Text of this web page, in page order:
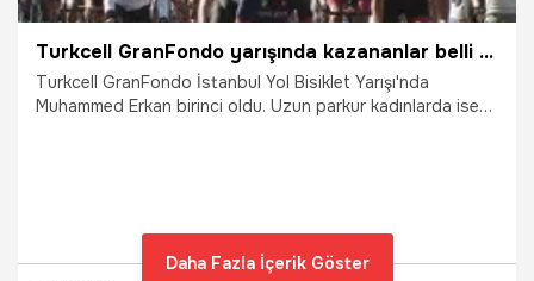
Turkcell GranFondo yarışında kazananlar belli oldu
Turkcell GranFondo İstanbul Yol Bisiklet Yarışı'nda
Muhammed Erkan birinci oldu. Uzun parkur kadınlarda ise
Daha Fazla İçerik Göster